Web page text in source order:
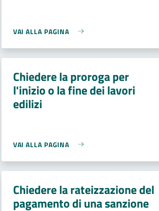
VAI ALLA PAGINA
Chiedere la proroga per
l'inizio o la fine dei lavori
edilizi
VAI ALLA PAGINA
Chiedere la rateizzazione del
pagamento di una sanzione